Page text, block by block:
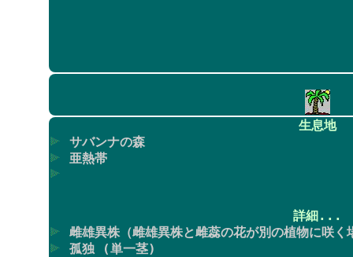
生息地
サバンナの森
亜熱帯
詳細...
雌雄異株（雌雄異株と雌蕊の花が別の植物に咲く
孤独 (単一茎)